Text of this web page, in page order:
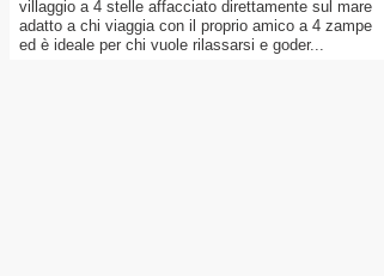
villaggio a 4 stelle affacciato direttamente sul mare
adatto a chi viaggia con il proprio amico a 4 zampe
ed è ideale per chi vuole rilassarsi e goder...